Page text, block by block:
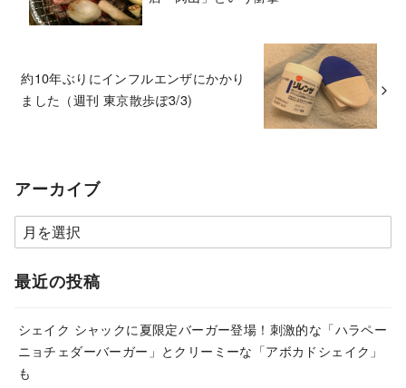
約10年ぶりにインフルエンザにかかり
ました（週刊 東京散歩ぽ3/3)
アーカイブ
ア
ー
カ
ブ
最近の投稿
シェイク シャックに夏限定バーガー登場！刺激的な「ハラペー
ニョチェダーバーガー」とクリーミーな「アボカドシェイク」
も